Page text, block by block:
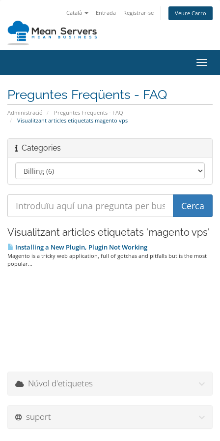
Català Entrada Registrar-se Veure Carro
la
Preguntes Freqüents - FAQ
Administració
Preguntes Freqüents - FAQ
Visualitzant articles etiquetats magento vps
Categories
Visualitzant articles etiquetats 'magento vps'
Installing a New Plugin, Plugin Not Working
Magento is a tricky web application, full of gotchas and pitfalls but is the most
popular...
Núvol d'etiquetes
suport